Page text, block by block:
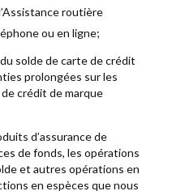
routière
ou en ligne;
solde de carte de crédit
prolongées sur les
crédit de marque
d’assurance de
de fonds, les opérations
et autres opérations en
en espèces que nous